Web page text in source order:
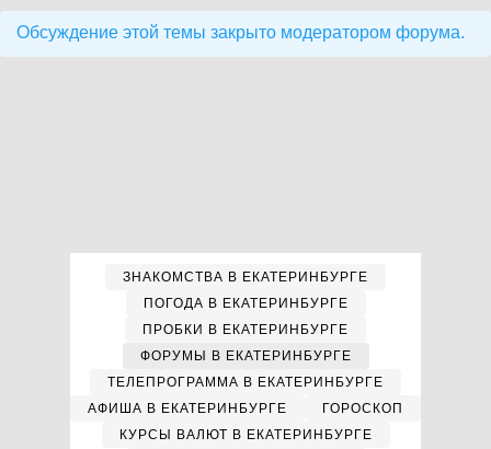
Обсуждение этой темы закрыто модератором форума.
ЗНАКОМСТВА В ЕКАТЕРИНБУРГЕ
ПОГОДА В ЕКАТЕРИНБУРГЕ
ПРОБКИ В ЕКАТЕРИНБУРГЕ
ФОРУМЫ В ЕКАТЕРИНБУРГЕ
ТЕЛЕПРОГРАММА В ЕКАТЕРИНБУРГЕ
АФИША В ЕКАТЕРИНБУРГЕ
ГОРОСКОП
КУРСЫ ВАЛЮТ В ЕКАТЕРИНБУРГЕ